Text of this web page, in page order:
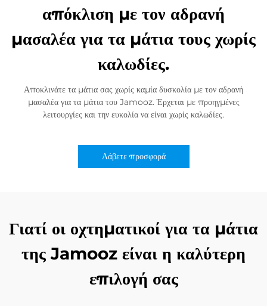
απόκλιση με τον αδρανή
μασαλέα για τα μάτια τους χωρίς
καλωδίες.
Αποκλινάτε τα μάτια σας χωρίς καμία δυσκολία με τον αδρανή
μασαλέα για τα μάτια του Jamooz. Έρχεται με προηγμένες
λειτουργίες και την ευκολία να είναι χωρίς καλωδίες.
Λάβετε προσφορά
Γιατί οι οχτηματικοί για τα μάτια
της Jamooz είναι η καλύτερη
επιλογή σας